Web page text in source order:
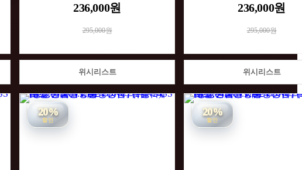
236,000원
295,000원
위시리스트
236,000원
295,000원
위시리스트
20%
할인
20%
할인